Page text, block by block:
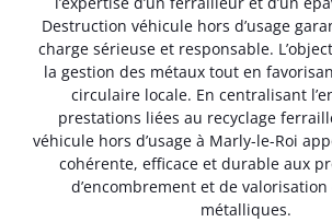
Destruction véhicule hors d’usage
charge sérieuse et responsable.
la gestion des métaux tout en
circulaire locale. En centralisant
prestations liées au recyclage
véhicule hors d’usage à Marly-le-Roi
cohérente, efficace et durable aux
d’encombrement et de
métalliques.